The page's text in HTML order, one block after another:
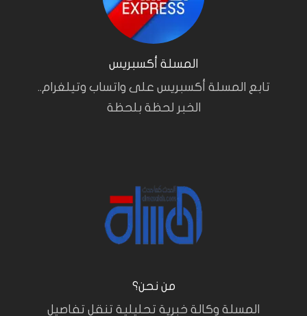
المسلة أكسبريس
تابع المسلة أكسبريس على واتساب وتيلغرام..
الخبر لحظة بلحظة
من نحن؟
المسلة وكالة خبرية تحليلية تنقل تفاصيل